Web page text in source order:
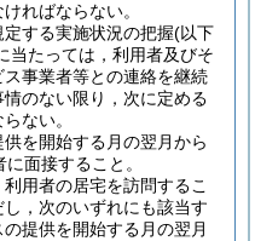
ればならない。
定する実施状況の把握(以下
当たっては，利用者及びそ
事業者等との連絡を継続
のない限り，次に定める
ない。
を開始する月の翌月から
面接すること。
用者の居宅を訪問するこ
し，次のいずれにも該当す
提供を開始する月の翌月